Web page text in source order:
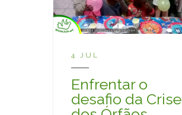
4 JUL
Enfrentar o
desafio da Crise